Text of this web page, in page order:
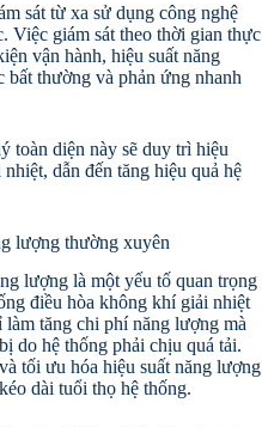
sát từ xa sử dụng công nghệ
Việc giám sát theo thời gian thực
vận hành, hiệu suất năng
bất thường và phản ứng nhanh
toàn diện này sẽ duy trì hiệu
dẫn đến tăng hiệu quả hệ
lượng thường xuyên
lượng là một yếu tố quan trọng
điều hòa không khí giải nhiệt
tăng chi phí năng lượng mà
do hệ thống phải chịu quá tải.
tối ưu hóa hiệu suất năng lượng
dài tuổi thọ hệ thống.